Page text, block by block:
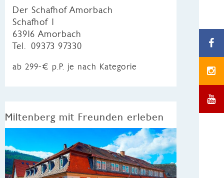
Der Schafhof Amorbach
Schafhof 1
63916 Amorbach
Tel. 09373 97330
ab 299-€ p.P. je nach Kategorie
Miltenberg mit Freunden erleben